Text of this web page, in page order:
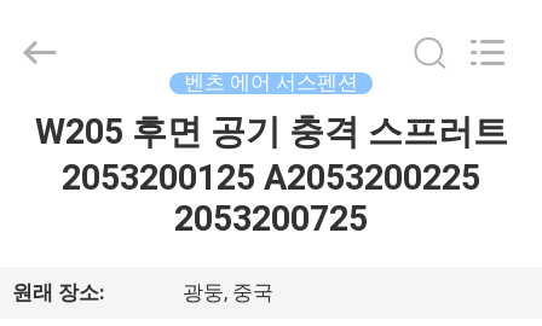
2026
Guangzhou
Limited.
벤츠 에어 서스펜션
W205 후면 공기 충격 스프러트
2053200125 A2053200225
2053200725
원래 장소: 광둥, 중국